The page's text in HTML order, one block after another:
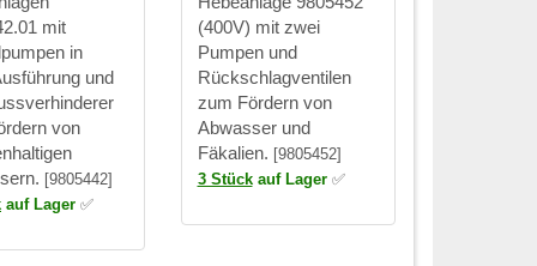
mit
in
und
von
[9805442]
auf Lager ✅
(400V) mit zwei
Pumpen und
Rückschlagventilen
zum Fördern von
Abwasser und
Fäkalien. [9805452]
3 Stückauf Lager✅